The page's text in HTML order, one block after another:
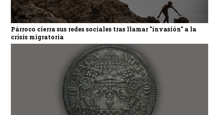
Párroco cierra sus redes sociales tras llamar "invasión" a la
crisis migratoria